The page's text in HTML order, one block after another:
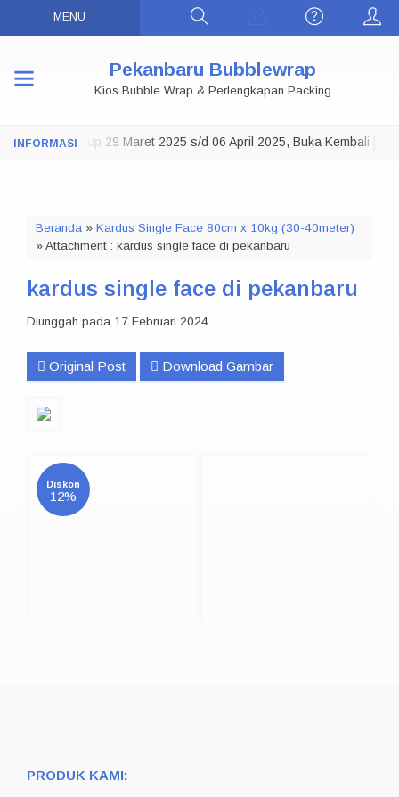
MENU
Pekanbaru Bubblewrap
Kios Bubble Wrap & Perlengkapan Packing
Toko Tutup 29 Maret 2025 s/d 06 April 2025, Buka Kembali
Beranda » Kardus Single Face 80cm x 10kg (30-40meter)
» Attachment : kardus single face di pekanbaru
kardus single face di pekanbaru
Diunggah pada 17 Februari 2024
Original Post Download Gambar
Diskon
12%
PRODUK KAMI: